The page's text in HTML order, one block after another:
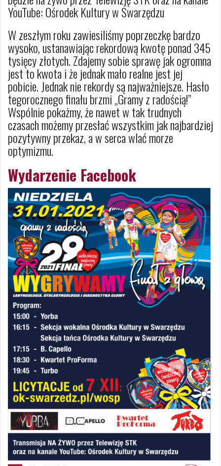
YouTube: Ośrodek Kultury w Swarzędzu
W zeszłym roku zawiesiliśmy poprzeczkę bardzo
wysoko, ustanawiając rekordową kwotę ponad 345
tysięcy złotych. Zdajemy sobie sprawę jak ogromna
jest to kwota i że jednak mało realne jest jej
pobicie. Jednak nie rekordy są najważniejsze. Hasło
tegorocznego finału brzmi „Gramy z radością!”
Wspólnie pokażmy, że nawet w tak trudnych
czasach możemy przesłać wszystkim jak najbardziej
pozytywny przekaz, a w serca wlać morze
optymizmu.
Wydarzenie Facebook